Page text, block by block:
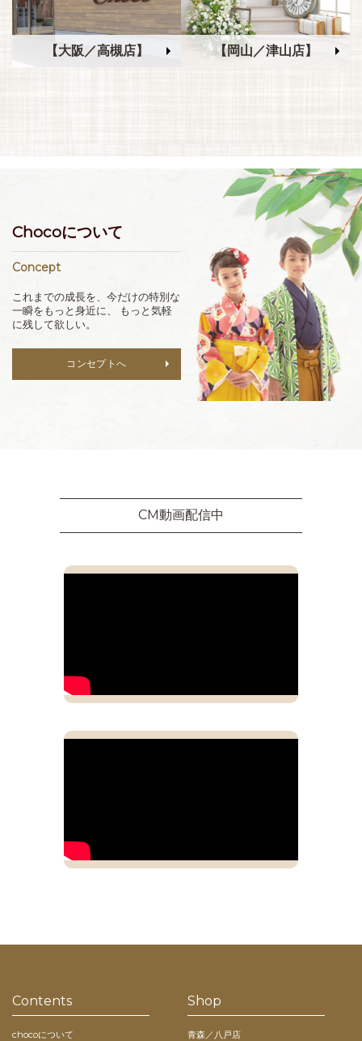
【大阪／高槻店】 【岡山／津山店】
Chocoについて
Concept
これまでの成長を、今だけの特別な
一瞬をもっと身近に、
もっと気軽
に残して欲しい。
コンセプトへ
CM動画配信中
Contents
chocoについて
Shop
青森／八戸店